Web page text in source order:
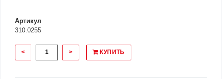
Артикул
310.0255
< > КУПИТЬ